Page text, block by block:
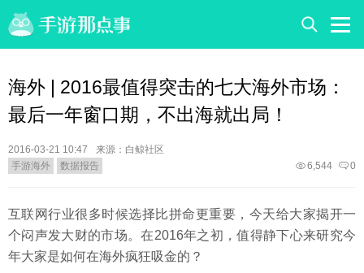
海外 | 2016最值得突击的七大海外市场：
最后一年窗口期，不出海就出局！
2016-03-21 10:47 来源： 白鲸社区
手游海外
数据报告 0
6,544
互联网行业很多时候选择比拼命更重要，今天给大家揭开一
个闷声发大财的市场。在2016年之初，值得静下心来研究今
年大家是如何在海外疯狂吸金的？